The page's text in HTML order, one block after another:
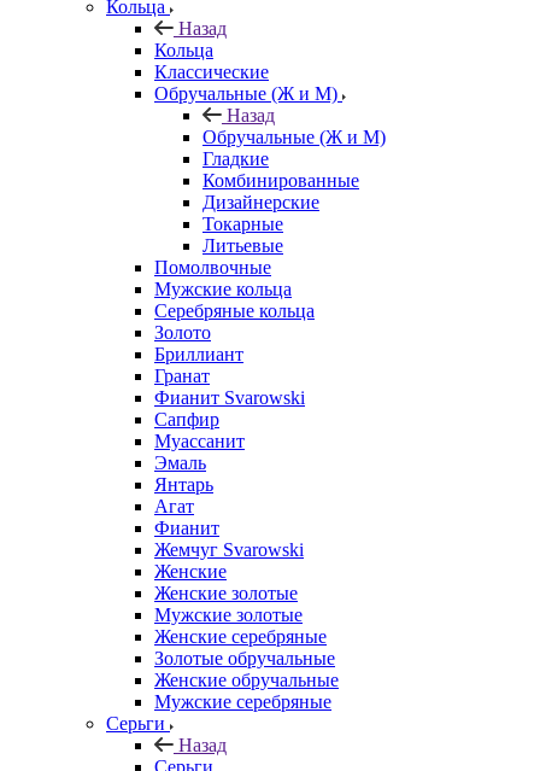
Кольца
Назад
Кольца
Классические
Обручальные (Ж и М)
Назад
Обручальные (Ж и М)
Гладкие
Комбинированные
Дизайнерские
Токарные
Литьевые
Помолвочные
Мужские кольца
Серебряные кольца
Золото
Бриллиант
Гранат
Фианит Svarowski
Сапфир
Муассанит
Эмаль
Янтарь
Агат
Фианит
Жемчуг Svarowski
Женские
Женские золотые
Мужские золотые
Женские серебряные
Золотые обручальные
Женские обручальные
Мужские серебряные
Серьги
Назад
Серьги